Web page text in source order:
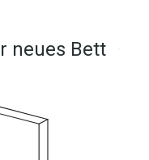
neues Bett